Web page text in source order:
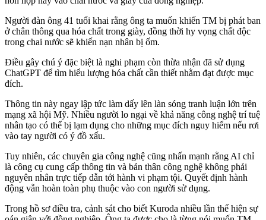
Người đàn ông 41 tuổi khai rằng ông ta muốn khiến TM bị phát ban
ở chân thông qua hóa chất trong giày, đồng thời hy vọng chất độc
trong chai nước sẽ khiến nạn nhân bị ốm.
Điều gây chú ý đặc biệt là nghi phạm còn thừa nhận đã sử dụng
ChatGPT để tìm hiểu lượng hóa chất cần thiết nhằm đạt được mục
đích.
Thông tin này ngay lập tức làm dấy lên làn sóng tranh luận lớn trên
mạng xã hội Mỹ. Nhiều người lo ngại về khả năng công nghệ trí tuệ
nhân tạo có thể bị lạm dụng cho những mục đích nguy hiểm nếu rơi
vào tay người có ý đồ xấu.
Tuy nhiên, các chuyên gia công nghệ cũng nhấn mạnh rằng AI chỉ
là công cụ cung cấp thông tin và bản thân công nghệ không phải
nguyên nhân trực tiếp dẫn tới hành vi phạm tội. Quyết định hành
động vẫn hoàn toàn phụ thuộc vào con người sử dụng.
Trong hồ sơ điều tra, cảnh sát cho biết Kuroda nhiều lần thể hiện sự